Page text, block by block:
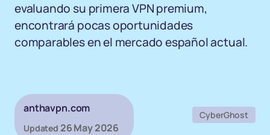
evaluando su primera VPN premium,
encontrará pocas oportunidades
comparables en el mercado español actual.
anthavpn.com
Updated 26 May 2026
CyberGhost